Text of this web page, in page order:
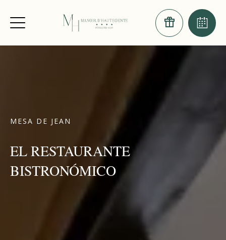
MESA DE JEAN
EL RESTAURANTE
BISTRONÓMICO